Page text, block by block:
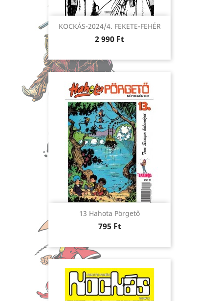
KOCKÁS-2024/4. FEKETE-FEHÉR
Ár
2 990 Ft
13 Hahota Pörgető
Ár
795 Ft